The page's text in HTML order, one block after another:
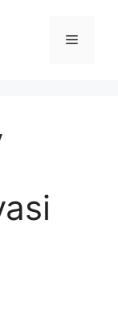
Menu